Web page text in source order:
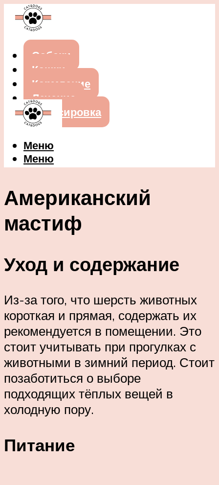
Собаки
Кошки
Кормление
Лечение
Дрессировка
Меню
Меню
Американский
мастиф
Уход и содержание
Из-за того, что шерсть животных
короткая и прямая, содержать их
рекомендуется в помещении. Это
стоит учитывать при прогулках с
животными в зимний период. Стоит
позаботиться о выборе
подходящих тёплых вещей в
холодную пору.
Питание